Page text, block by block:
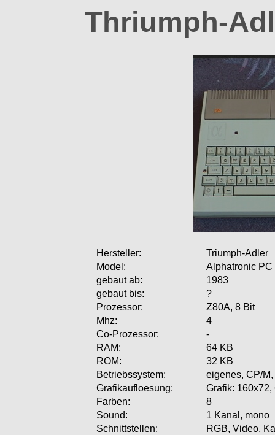
Thriumph-
Hersteller:
Triumph-Adler
Model:
Alphatronic PC
gebaut ab:
1983
gebaut bis:
?
Prozessor:
Z80A, 8 Bit
Mhz:
4
Co-Prozessor:
-
RAM:
64 KB
ROM:
32 KB
Betriebssystem:
eigenes, CP/
Grafikaufloesung:
Grafik:
Farben:
8
Sound:
1 Kanal, mono
Schnittstellen:
RGB, Video,